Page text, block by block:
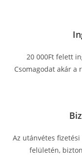
20 000Ft felett
Csomagodat akár a
Az utánvétes
felületén,